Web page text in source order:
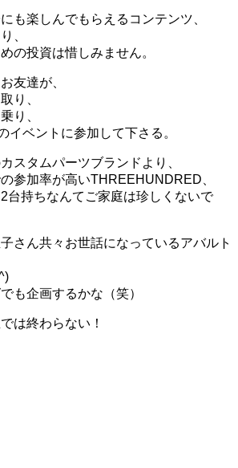
も楽しんでもらえるコンテンツ、
、
の投資は惜しみません。
友達が、
り、
り、
ベントに参加して下さる。
スタムパーツブランドより、
参加率が高いTHREEHUNDRED、
台持ちなんてご家庭は珍しくないで
さん共々お世話になっているアバルト
も企画するかな（笑）
は終わらない！